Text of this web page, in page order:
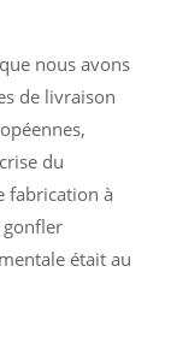
nous avons
de livraison
du
fabrication à
gonfler
était au